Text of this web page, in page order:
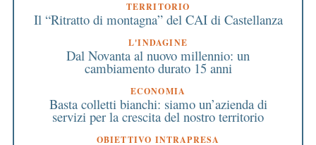
TERRITORIO
Il “Ritratto di montagna” del CAI di Castellanza
L'INDAGINE
Dal Novanta al nuovo millennio: un
cambiamento durato 15 anni
ECONOMIA
Basta colletti bianchi: siamo un’azienda di
servizi per la crescita del nostro territorio
OBIETTIVO INTRAPRESA